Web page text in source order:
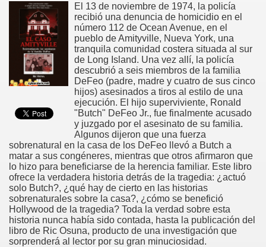
El 13 de noviembre de 1974, la policía
recibió una denuncia de homicidio en el
número 112 de Ocean Avenue, en el
pueblo de Amityville, Nueva York, una
tranquila comunidad costera situada al sur
de Long Island. Una vez allí, la policía
descubrió a seis miembros de la familia
DeFeo (padre, madre y cuatro de sus cinco
hijos) asesinados a tiros al estilo de una
ejecución. El hijo superviviente, Ronald
"Butch" DeFeo Jr., fue finalmente acusado
y juzgado por el asesinato de su familia.
Algunos dijeron que una fuerza
sobrenatural en la casa de los DeFeo llevó a Butch a
matar a sus congéneres, mientras que otros afirmaron que
lo hizo para beneficiarse de la herencia familiar. Este libro
ofrece la verdadera historia detrás de la tragedia: ¿actuó
solo Butch?, ¿qué hay de cierto en las historias
sobrenaturales sobre la casa?, ¿cómo se benefició
Hollywood de la tragedia? Toda la verdad sobre esta
historia nunca había sido contada, hasta la publicación del
libro de Ric Osuna, producto de una investigación que
sorprenderá al lector por su gran minuciosidad.